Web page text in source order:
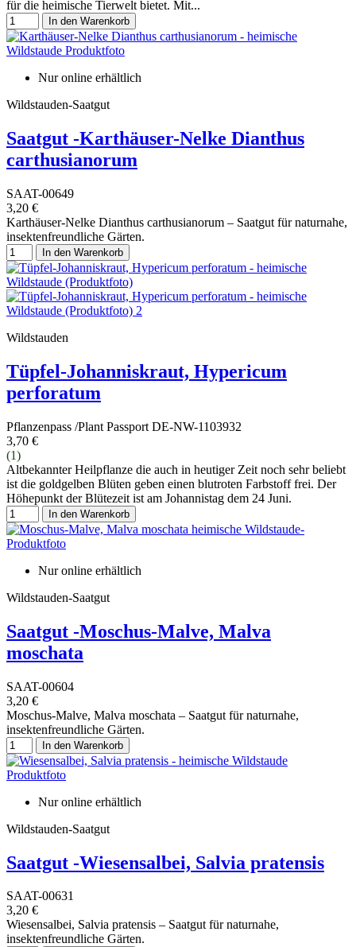
für die heimische Tierwelt bietet. Mit...
In den Warenkorb
Nur online erhältlich
Wildstauden-Saatgut
Saatgut -Karthäuser-Nelke Dianthus
carthusianorum
SAAT-00649
3,20 €
Karthäuser-Nelke Dianthus carthusianorum – Saatgut für naturnahe,
insektenfreundliche Gärten.
In den Warenkorb
Wildstauden
Tüpfel-Johanniskraut, Hypericum
perforatum
Pflanzenpass /Plant Passport DE-NW-1103932
3,70 €
(1)
Altbekannter Heilpflanze die auch in heutiger Zeit noch sehr beliebt
ist die goldgelben Blüten geben einen blutroten Farbstoff frei. Der
Höhepunkt der Blütezeit ist am Johannistag dem 24 Juni.
In den Warenkorb
Nur online erhältlich
Wildstauden-Saatgut
Saatgut -Moschus-Malve, Malva
moschata
SAAT-00604
3,20 €
Moschus-Malve, Malva moschata – Saatgut für naturnahe,
insektenfreundliche Gärten.
In den Warenkorb
Nur online erhältlich
Wildstauden-Saatgut
Saatgut -Wiesensalbei, Salvia pratensis
SAAT-00631
3,20 €
Wiesensalbei, Salvia pratensis – Saatgut für naturnahe,
insektenfreundliche Gärten.